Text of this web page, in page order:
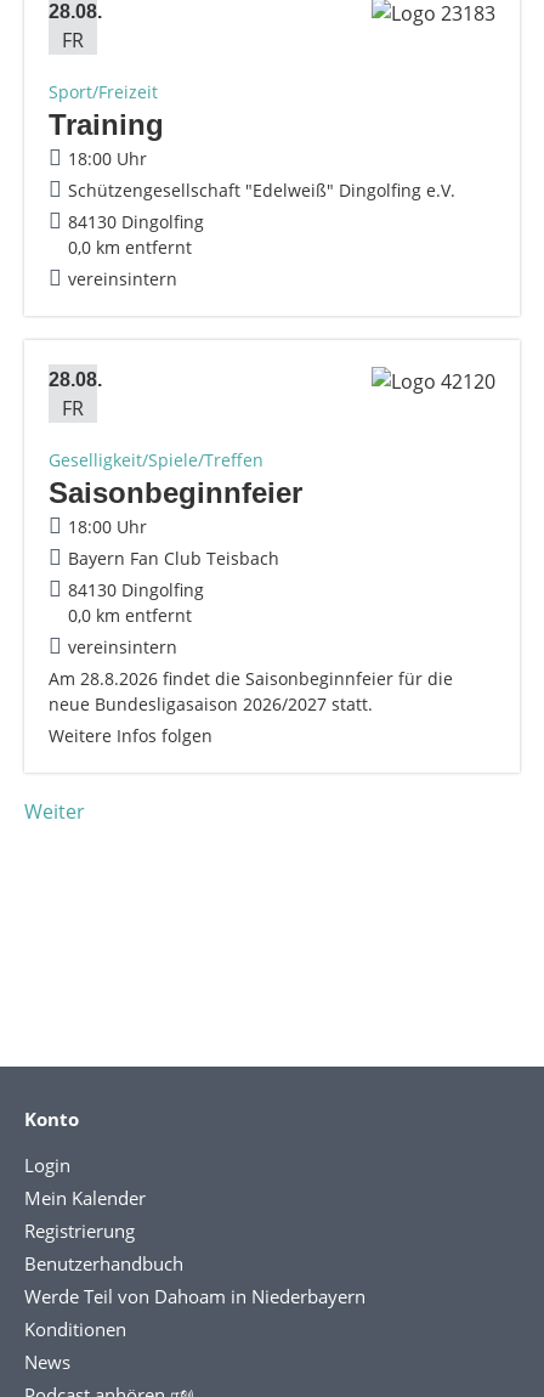
28.08.
FR
Sport/Freizeit
Training
18:00 Uhr
Schützengesellschaft "Edelweiß" Dingolfing e.V.
84130 Dingolfing
0,0 km entfernt
vereinsintern
28.08.
FR
Geselligkeit/Spiele/Treffen
Saisonbeginnfeier
18:00 Uhr
Bayern Fan Club Teisbach
84130 Dingolfing
0,0 km entfernt
vereinsintern
Am 28.8.2026 findet die Saisonbeginnfeier für die
neue Bundesligasaison 2026/2027 statt.
Weitere Infos folgen
Weiter
Konto
Login
Mein Kalender
Registrierung
Benutzerhandbuch
Werde Teil von Dahoam in Niederbayern
Konditionen
News